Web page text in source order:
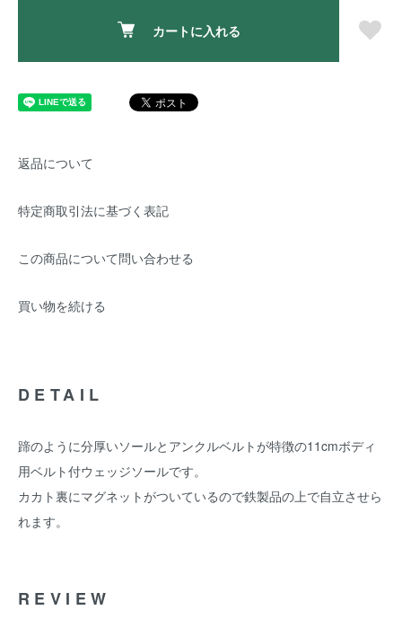
カートに入れる
返品について
特定商取引法に基づく表記
この商品について問い合わせる
買い物を続ける
DETAIL
蹄のように分厚いソールとアンクルベルトが特徴の11cmボディ
用ベルト付ウェッジソールです。
カカト裏にマグネットがついているので鉄製品の上で自立させら
れます。
REVIEW